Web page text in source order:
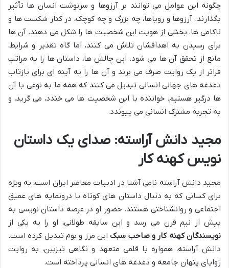
چگونه این عوامل می توانند بر آرزوها و سرنوشت انسان ها تأثیر
بگذارند. آرزوها و رویاها، چه بزرگ و چه کوچک، در کنار شکست ها و
ناکامی ها، بخشی از هویت این شخصیت ها را شکل می دهند. آن ها
برای رسیدن به اهدافشان تلاش می کنند، اما گاه تقدیر و شرایط،
مانع از تحقق آن ها می شود. این چالش ها، داستان ها را به مراتب
فراتر از یک روایت صرف می برند و آن ها را به آینه ای برای بازتاب
دغدغه های جهانی انسانی تبدیل می کنند که همه ما به نوعی با آن
ها درگیر هستیم. خواننده با این شخصیت ها می خندد، می گرید، و
به تجربه مشترک انسانی می پیوندد.
مجید دانش آراسته: صدای یک داستان
نویس کهنه کار
مجید دانش آراسته نامی آشنا در ادبیات معاصر ایران است، به ویژه
برای کسانی که به دنبال داستان های کوتاه با درونمایه های عمیق
اجتماعی و روانشناختی هستند. حضور او در عرصه داستان نویسی به
بیش از نیم قرن می رسد و این سابقه طولانی، او را به یکی از
نویسندگان کهنه کار و صاحب سبک این مرز و بوم تبدیل کرده است.
دانش آراسته، همواره با قلمی متعهد و نگاهی تیزبین، به روایت
زوایای پنهان جامعه و دغدغه های انسانی پرداخته است.